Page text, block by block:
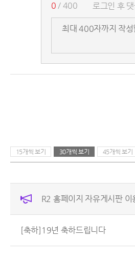
로그인 후
0 / 400
15개씩 보기 30개씩 보기 45개씩 보기
R2 홈페이지 자유게시판 이
[축하]19년 축하드립니다